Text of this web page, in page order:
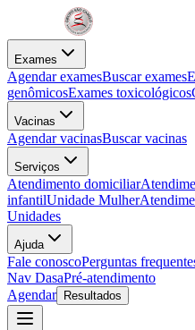
Exames
Agendar examesBuscar exames
genômicosExames toxicológicos
Vacinas
Agendar vacinasBuscar vacinas
Serviços
Atendimento domiciliar
infantilUnidade Mulher
Unidades
Ajuda
Fale conoscoPerguntas
Nav DasaPré-atendimento
Agendar
Resultados